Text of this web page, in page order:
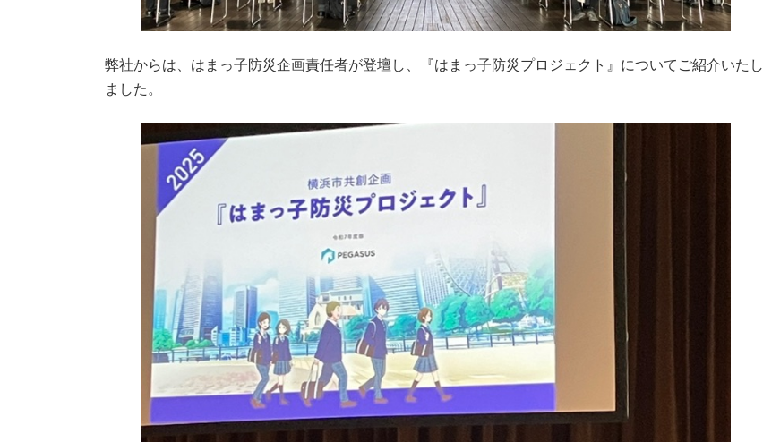
弊社からは、はまっ子防災企画責任者が登壇し、『はまっ子防災プロジェクト』についてご紹介いたし
ました。